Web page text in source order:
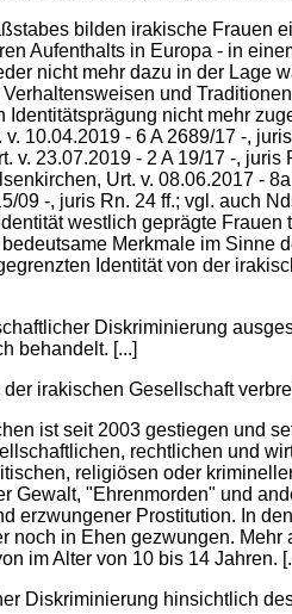
bilden irakische Frauen
Aufenthalts in Europa - in
nicht mehr dazu in der Lage
und
nicht mehr
10.04.2019 - 6 A 2689/17 -,
v. 23.07.2019 - 2 A 19/17 -, juris
Urt. v. 08.06.2017 -
09 -, juris Rn. 24 ff.; vgl. auch
westlich geprägte
Merkmale im Sinne
Identität von der
Diskriminierung
behandelt. [...]
irakischen Gesellschaft
ist seit 2003 gestiegen und
rechtlichen und
religiösen oder
Gewalt, "Ehrenmorden" und
erzwungener Prostitution. In
noch in Ehen gezwungen.
im Alter von 10 bis 14 Jahren.
Diskriminierung hinsichtlich